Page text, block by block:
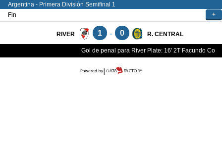
Argentina - Primera División Semifinal 1
Fin
+
RIVER 1 - 0 R. CENTRAL
Gol de penal para River Plate: 16' 2T Facundo